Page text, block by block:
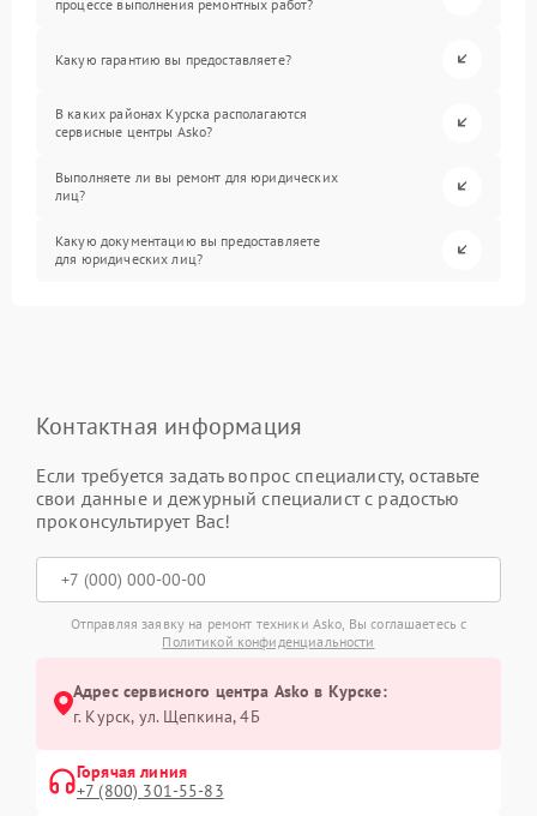
процессе выполнения ремонтных работ?
Какую гарантию вы предоставляете?
В каких районах Курска располагаются
сервисные центры Asko?
Выполняете ли вы ремонт для юридических
лиц?
Какую документацию вы предоставляете
для юридических лиц?
Контактная информация
Если требуется задать вопрос специалисту, оставьте
свои данные и дежурный специалист с радостью
проконсультирует Вас!
Отправляя заявку на ремонт техники Asko, Вы соглашаетесь с
Политикой конфиденциальности
Адрес сервисного центра Asko в Курске:
г. Курск, ул. Щепкина, 4Б
Горячая линия
+7 (800) 301-55-83